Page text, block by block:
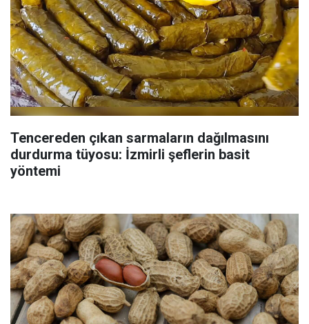
Tencereden çıkan sarmaların dağılmasını
durdurma tüyosu: İzmirli şeflerin basit
yöntemi